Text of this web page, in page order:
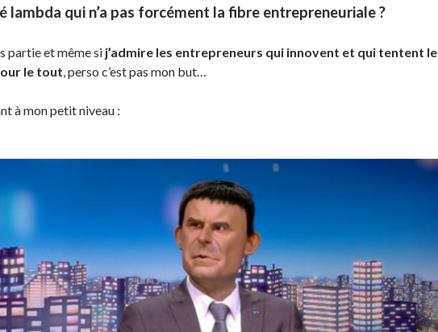
lambda qui n’a pas forcément la fibre entrepreneuriale ?
partie et même si j’admire les entrepreneurs qui innovent et qui tentent le
le tout, perso c’est pas mon but…
à mon petit niveau :